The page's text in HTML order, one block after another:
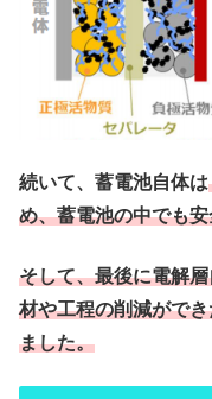
続いて、蓄電池自体は
め、蓄電池の中でも
そして、最後に電解
材や工程の削減がで
ました。